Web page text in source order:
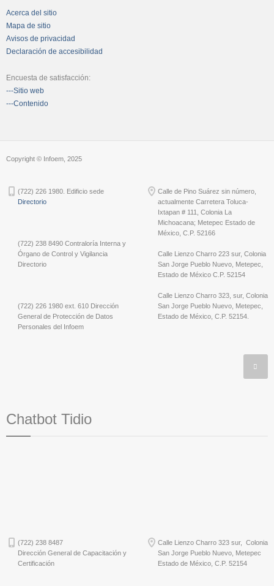
Acerca del sitio
Mapa de sitio
Avisos de privacidad
Declaración de accesibilidad
Encuesta de satisfacción:
---Sitio web
---Contenido
Copyright © Infoem, 2025
(722) 226 1980. Edificio sede
Directorio
(722) 238 8490 Contraloría Interna y
Órgano de Control y Vigilancia
Directorio
(722) 226 1980 ext. 610 Dirección
General de Protección de Datos
Personales del Infoem
Calle de Pino Suárez sin número,
actualmente Carretera Toluca-
Ixtapan # 111, Colonia La
Michoacana; Metepec Estado de
México, C.P. 52166
Calle Lienzo Charro 223 sur, Colonia
San Jorge Pueblo Nuevo, Metepec,
Estado de México C.P. 52154
Calle Lienzo Charro 323, sur, Colonia
San Jorge Pueblo Nuevo, Metepec,
Estado de México, C.P. 52154.
Chatbot Tidio
(722) 238 8487
Dirección General de Capacitación y
Certificación
Calle Lienzo Charro 323 sur, Colonia
San Jorge Pueblo Nuevo, Metepec
Estado de México, C.P. 52154